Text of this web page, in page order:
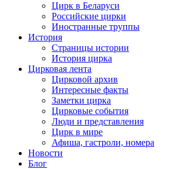
Цирк в Беларуси
Российские цирки
Иностранные труппы
История
Страницы истории
История цирка
Цирковая лента
Цирковой архив
Интересные факты
Заметки цирка
Цирковые события
Люди и представления
Цирк в мире
Афиша, гастроли, номера
Новости
Блог